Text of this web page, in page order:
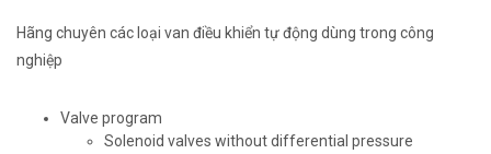
Hãng chuyên các loại van điều khiển tự động dùng trong công
nghiệp
Valve program
Solenoid valves without differential pressure